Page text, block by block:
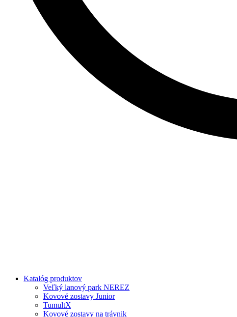
Katalóg produktov
Veľký lanový park NEREZ
Kovové zostavy Junior
TumultX
Kovové zostavy na trávnik